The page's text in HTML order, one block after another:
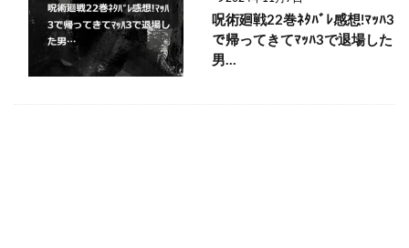
呪術廻戦22巻ﾈﾀﾊﾞﾚ感想!ﾏｯﾊ3
で帰ってきてﾏｯﾊ3で退場した
男…